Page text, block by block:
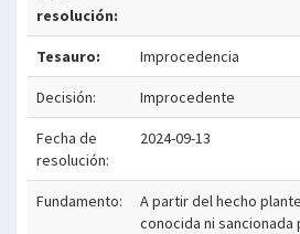
resolución:
Tesauro: Improcedencia
Decisión: Improcedente
Fecha de
resolución:
2024-09-13
Fundamento:
A partir del hecho
conocida ni